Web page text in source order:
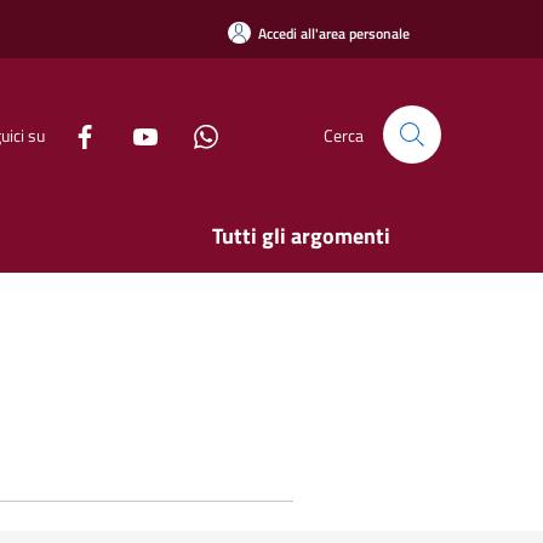
Accedi all'area personale
su Cerca
Tutti gli argomenti